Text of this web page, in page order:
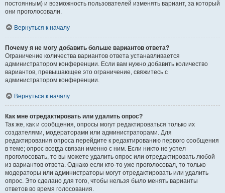
постоянным) и возможность пользователей изменять вариант, за который
они проголосовали.
Вернуться к началу
Почему я не могу добавить больше вариантов ответа?
Ограничение количества вариантов ответа устанавливается
администратором конференции. Если вам нужно добавить количество
вариантов, превышающее это ограничение, свяжитесь с
администратором конференции.
Вернуться к началу
Как мне отредактировать или удалить опрос?
Так же, как и сообщения, опросы могут редактироваться только их
создателями, модераторами или администраторами. Для
редактирования опроса перейдите к редактированию первого сообщения
в теме; опрос всегда связан именно с ним. Если никто не успел
проголосовать, то вы можете удалить опрос или отредактировать любой
из вариантов ответа. Однако если кто-то уже проголосовал, то только
модераторы или администраторы могут отредактировать или удалить
опрос. Это сделано для того, чтобы нельзя было менять варианты
ответов во время голосования.